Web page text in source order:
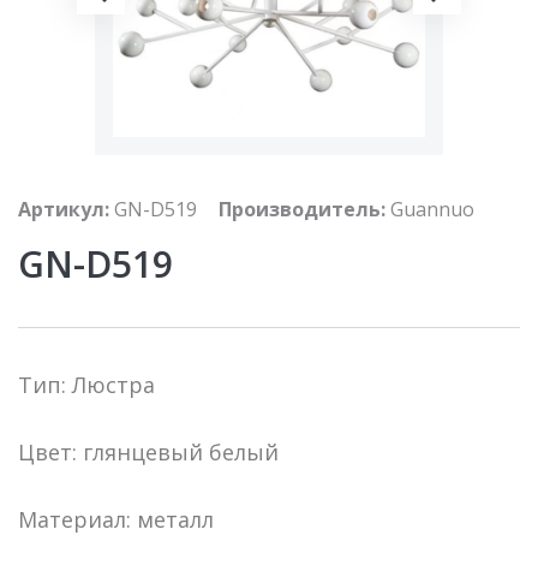
Артикул:GN-D519 Производитель:Guannuo
GN-D519
Тип: Люстра
Цвет: глянцевый белый
Материал: металл